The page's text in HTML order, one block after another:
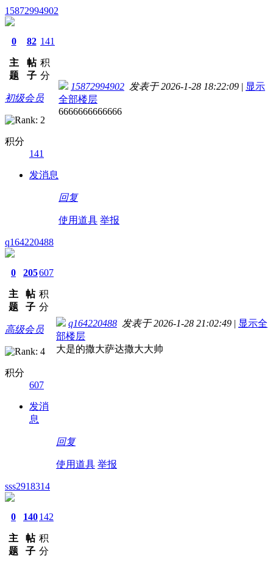
15872994902
0
主
题
82
帖
子
141
积
分
初级会员
积分
141
发消息
15872994902 发表于 2026-1-28 18:22:09 | 显示
全部楼层
6666666666666
回复
使用道具 举报
q164220488
0
主
题
205
帖
子
607
积
分
高级会员
积分
607
发消
息
q164220488 发表于 2026-1-28 21:02:49 | 显示全
部楼层
大是的撒大萨达撒大大帅
回复
使用道具 举报
sss2918314
0
主
题
140
帖
子
142
积
分